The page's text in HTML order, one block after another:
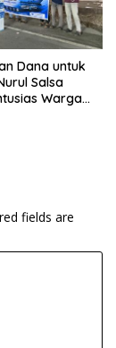
Dana untuk
Salsa
Warga
fields are